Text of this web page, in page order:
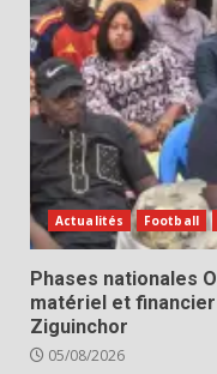
Actualités Football
Phases nationales
matériel et financier
Ziguinchor
05/08/2026